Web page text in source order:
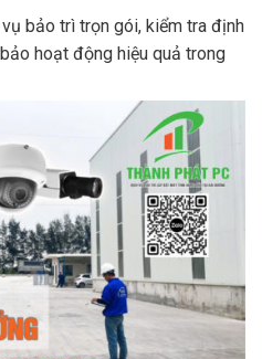
bảo trì trọn gói, kiểm tra định
hoạt động hiệu quả trong